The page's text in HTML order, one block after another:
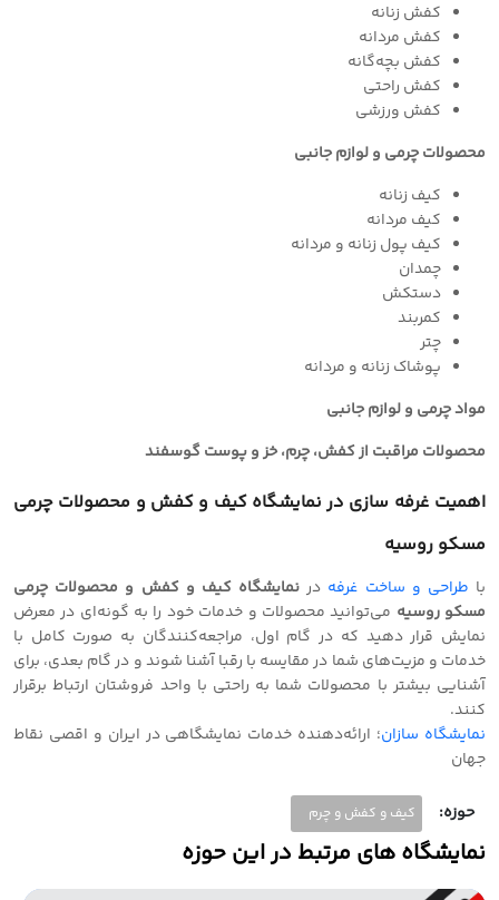
کفش زنانه
کفش مردانه
کفش بچه‌گانه
کفش راحتی
کفش ورزشی
محصولات چرمی و لوازم جانبی
کیف زنانه
کیف مردانه
کیف پول زنانه و مردانه
چمدان
دستکش
کمربند
چتر
پوشاک زنانه و مردانه
مواد چرمی و لوازم جانبی
محصولات مراقبت از کفش، چرم، خز و پوست گوسفند
اهمیت غرفه سازی در نمایشگاه کیف و کفش و محصولات چرمی
مسکو روسیه
با طراحی و‌ ساخت غرفه در نمایشگاه کیف و کفش و محصولات چرمی
مسکو روسیه می‌توانید محصولات و خدمات خود را به گونه‌ای در معرض
نمایش قرار دهید که در گام اول، مراجعه‌کنندگان به صورت کامل با
خدمات و مزیت‌های شما در مقایسه با رقبا آشنا شوند و در گام بعدی، برای
آشنایی بیشتر با محصولات شما به راحتی با واحد فروشتان ارتباط برقرار
کنند.
نمایشگاه سازان؛ ارائه‌دهنده خدمات نمایشگاهی در ایران و‌ اقصی نقاط
جهان
حوزه: کیف و کفش و چرم
نمایشگاه های مرتبط در این حوزه